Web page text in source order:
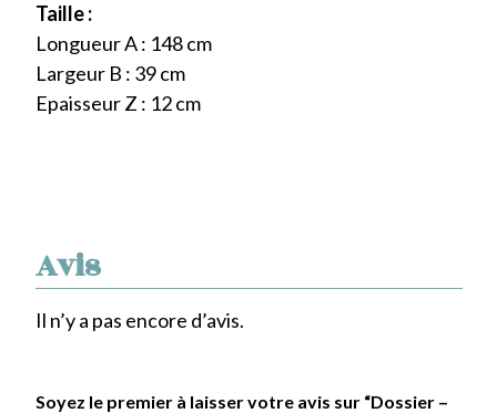
Avis
Il n’y a pas encore d’avis.
Soyez le premier à laisser votre avis sur “Dossier –
Taille :
Longueur A : 148 cm
Largeur B : 39 cm
Epaisseur Z : 12 cm